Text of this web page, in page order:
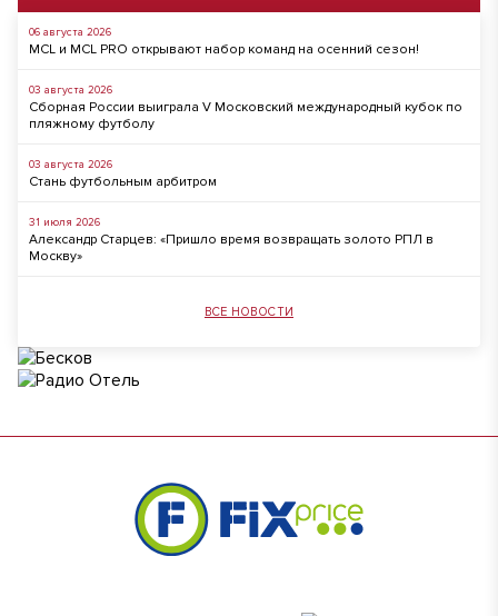
06 августа 2026
MCL и MCL PRO открывают набор команд на осенний сезон!
03 августа 2026
Сборная России выиграла V Московский международный кубок по
пляжному футболу
03 августа 2026
Стань футбольным арбитром
31 июля 2026
Александр Старцев: «Пришло время возвращать золото РПЛ в
Москву»
ВСЕ НОВОСТИ